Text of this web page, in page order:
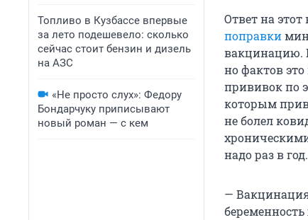
Топливо в Кузбассе впервые
за лето подешевело: сколько
сейчас стоит бензин и дизель
на АЗС
«Не просто слух»: Федору
Бондарчуку приписывают
новый роман — с кем
Ответ на
поправки
вакцинацию.
но фактов
прививок по
которым
не болел
надо раз в год.
—